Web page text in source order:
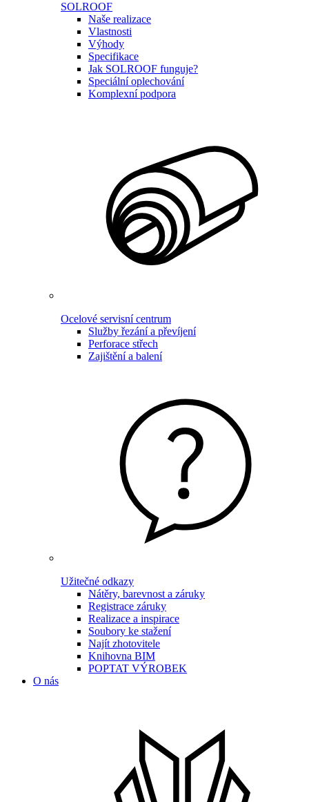
SOLROOF
Naše realizace
Vlastnosti
Výhody
Specifikace
Jak SOLROOF funguje?
Speciální oplechování
Komplexní podpora
Ocelové servisní centrum
Služby řezání a převíjení
Perforace střech
Zajištění a balení
Užitečné odkazy
Nátěry, barevnost a záruky
Registrace záruky
Realizace a inspirace
Soubory ke stažení
Najít zhotovitele
Knihovna BIM
POPTAT VÝROBEK
O nás